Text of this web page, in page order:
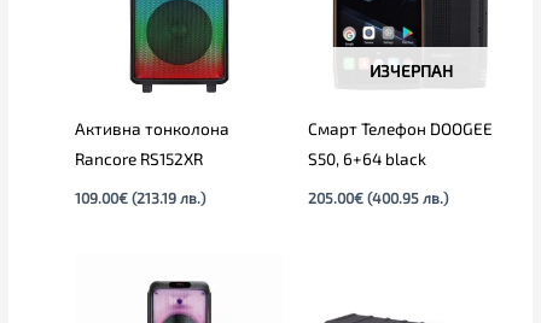
Активна тонколона
Rancore RS152XR
109.00€ (213.19 лв.)
ИЗЧЕРПАН
Смарт Телефон DOOGEE
S50, 6+64 black
205.00€ (400.95 лв.)